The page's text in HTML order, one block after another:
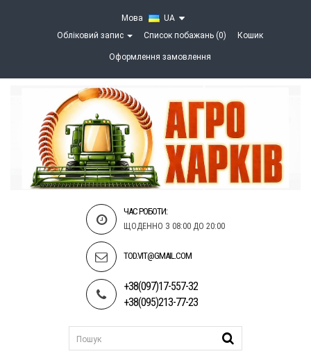
Мова
UA
Обліковий запис
Список побажань (0) Кошик
Оформлення замовлення
ЧАС РОБОТИ:
ЩОДЕННО З 08:00 ДО 20:00
TOD.VIT@GMAIL.COM
+38(097)17-557-32
+38(095)213-77-23